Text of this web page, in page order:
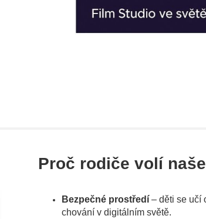
Proč rodiče volí
Bezpečné prostředí – děti se učí
chování v digitálním světě.